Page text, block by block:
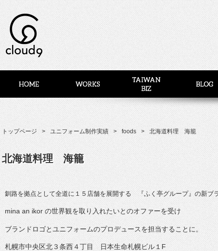
トップページ ユニフォーム制作実績 foods 北海道料理 海籠
北海道料理 海籠
釧路を拠点として全道に１５店舗を展開する 『ふく亭グループ』の新ブ
mina an ikor の世界観を取り入れたいとのオファーを受け
ブランドロゴとユニフォームのプロデュースを担当することに。
札幌市中央区北３条西４丁目 日本生命札幌ビル１F